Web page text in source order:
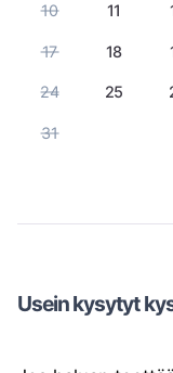
10 11
17 18
24 25
31
Usein kysytyt